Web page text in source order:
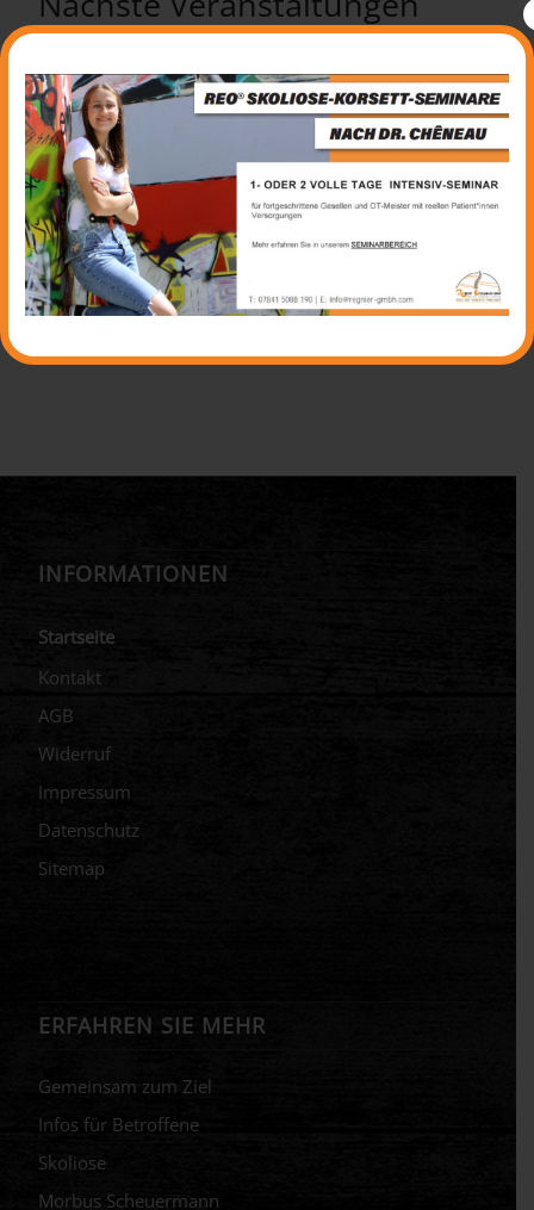
1 Tag REO® SKOLIOSE-KORSETT-
SEMINAR
2 Tage REO® SKOLIOSE-KORSETT-
SEMINAR
Weitere Termine
INFORMATIONEN
Startseite
Kontakt
AGB
Widerruf
Impressum
Datenschutz
Sitemap
ERFAHREN SIE MEHR
Gemeinsam zum Ziel
Infos für Betroffene
Skoliose
Morbus Scheuermann